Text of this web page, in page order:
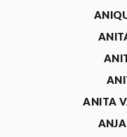
ANITA